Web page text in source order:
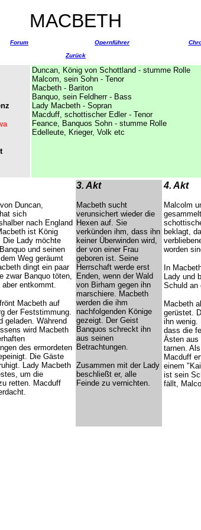
MACBETH
Forum Opernführer
Zurück
Duncan, König von Schottland - stumme Rolle
Malcom, sein Sohn - Tenor
Macbeth - Bariton
Banquo, sein Feldherr - Bass
Lady Macbeth - Sopran
Macduff, schottischer Edler - Tenor
Feance, Banquos Sohn - stumme Rolle
Edelleute, Krieger, Volk etc
Duncan,
sich
nach England
ist König
Die Lady möchte
und seinen
Weg geräumt
dingt ein paar
zwar Banquo töten,
entkommt.
Macbeth auf
der Feststimmung.
geladen. Während
wird Macbeth
des ermordeten
Die Gäste
Lady Macbeth
um die
retten. Macduff
3. Akt
Macbeth sucht
verunsichert wieder die
Hexen auf. Sie
verkünden ihm, dass ihn
keiner Überwinden wird,
der von einer Frau
geboren ist. Seine
Herrschaft werde erst
Enden, wenn der Wald
von Birham gegen ihn
marschiere. Macbeth
werden die ihm
nachfolgenden Könige
gezeigt. Der Geist
Banquos schreckt ihn
aus seinen
Betrachtungen.
Zusammen mit der Lady
beschließt er, alle
Feinde zu vernichten.
4. Akt
Malcolm
beklagt,
worden
In
Lady und
Schuld an
Macbeth
gerüstet.
ihn wenig.
dass die
Ästen aus
tarnen.
Macduff
einem
ist sein
fällt,